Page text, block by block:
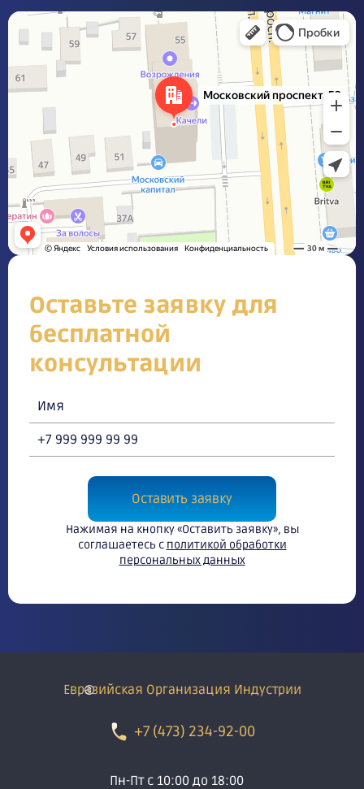
Оставьте заявку для
бесплатной
консультации
Оставить заявку
Нажимая на кнопку «Оставить заявку», вы
соглашаетесь с политикой обработки
персональных данных
Евразийская Организация Индустрии
+7 (473) 234-92-00
Пн-Пт с 10:00 до 18:00